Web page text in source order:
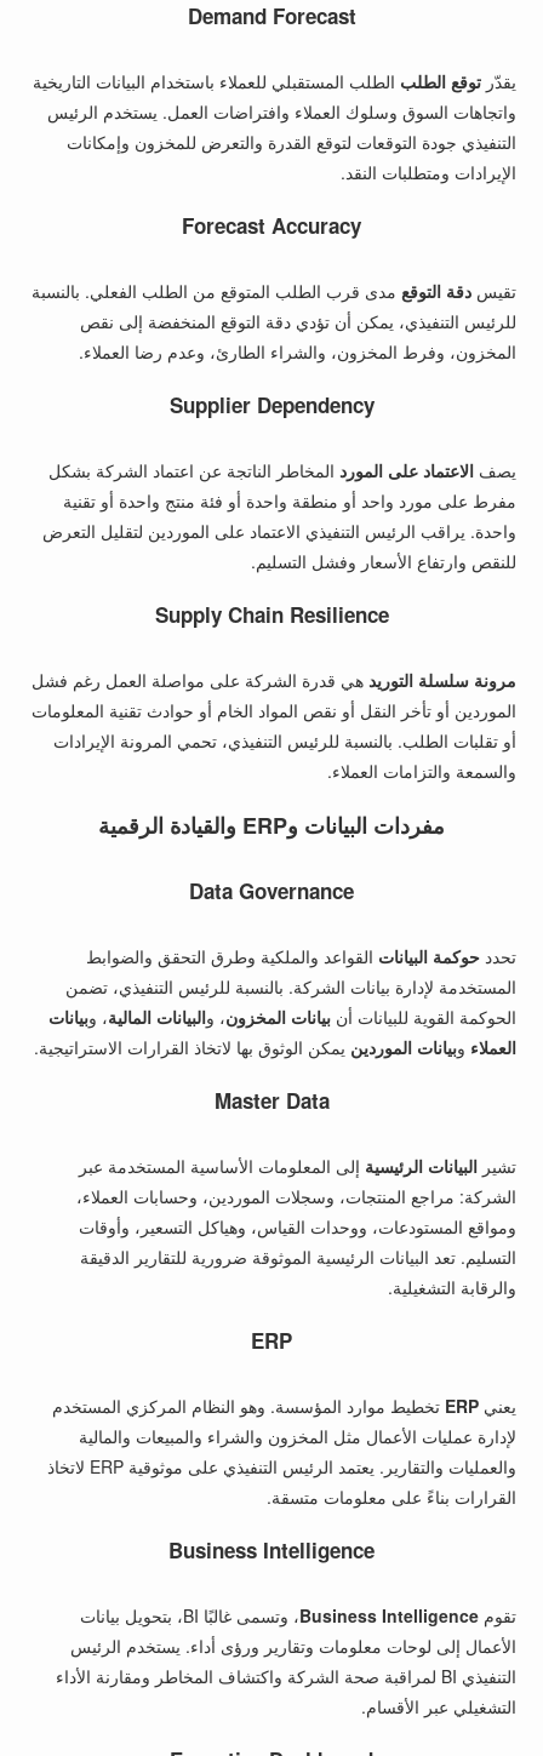
Demand Forecast
يقدّرتوقع الطلب الطلب المستقبلي للعملاء باستخدام البيانات التاريخية
واتجاهات السوق وسلوك العملاء وافتراضات العمل. يستخدم الرئيس
التنفيذي جودة التوقعات لتوقع القدرة والتعرض للمخزون وإمكانات
الإيرادات ومتطلبات النقد.
Forecast Accuracy
تقيسدقة التوقع مدى قرب الطلب المتوقع من الطلب الفعلي. بالنسبة
للرئيس التنفيذي، يمكن أن تؤدي دقة التوقع المنخفضة إلى نقص
المخزون، وفرط المخزون، والشراء الطارئ، وعدم رضا العملاء.
Supplier Dependency
يصفالاعتماد على المورد المخاطر الناتجة عن اعتماد الشركة بشكل
مفرط على مورد واحد أو منطقة واحدة أو فئة منتج واحدة أو تقنية
واحدة. يراقب الرئيس التنفيذي الاعتماد على الموردين لتقليل التعرض
للنقص وارتفاع الأسعار وفشل التسليم.
Supply Chain Resilience
مرونة سلسلة التوريد هي قدرة الشركة على مواصلة العمل رغم فشل
الموردين أو تأخر النقل أو نقص المواد الخام أو حوادث تقنية المعلومات
أو تقلبات الطلب. بالنسبة للرئيس التنفيذي، تحمي المرونة الإيرادات
والسمعة والتزامات العملاء.
مفردات البيانات وERP والقيادة الرقمية
Data Governance
تحددحوكمة البيانات القواعد والملكية وطرق التحقق والضوابط
المستخدمة لإدارة بيانات الشركة. بالنسبة للرئيس التنفيذي، تضمن
الحوكمة القوية للبيانات أنبيانات المخزون، والبيانات المالية، وبيانات
العملاء وبيانات الموردين يمكن الوثوق بها لاتخاذ القرارات الاستراتيجية.
Master Data
تشيرالبيانات الرئيسية إلى المعلومات الأساسية المستخدمة عبر
الشركة: مراجع المنتجات، وسجلات الموردين، وحسابات العملاء،
ومواقع المستودعات، ووحدات القياس، وهياكل التسعير، وأوقات
التسليم. تعد البيانات الرئيسية الموثوقة ضرورية للتقارير الدقيقة
والرقابة التشغيلية.
ERP
يعنيERP تخطيط موارد المؤسسة. وهو النظام المركزي المستخدم
لإدارة عمليات الأعمال مثل المخزون والشراء والمبيعات والمالية
والعمليات والتقارير. يعتمد الرئيس التنفيذي على موثوقية ERP لاتخاذ
القرارات بناءً على معلومات متسقة.
Business Intelligence
تقومBusiness Intelligence
، وتسمى غالبًا BI، بتحويل بيانات
الأعمال إلى لوحات معلومات وتقارير ورؤى أداء. يستخدم الرئيس
التنفيذي BI لمراقبة صحة الشركة واكتشاف المخاطر ومقارنة الأداء
التشغيلي عبر الأقسام.